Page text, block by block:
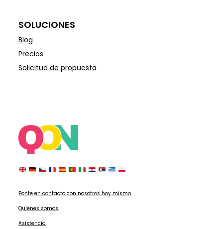
SOLUCIONES
Blog
Precios
Solicitud de propuesta
Ponte en contacto con nosotros hoy mismo
Quiénes somos
Asistencia